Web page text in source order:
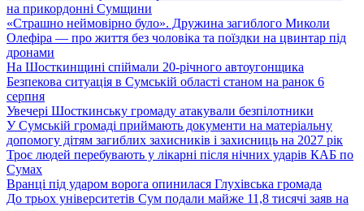
на прикордонні Сумщини
«Страшно неймовірно було». Дружина загиблого Миколи
Олефіра — про життя без чоловіка та поїздки на цвинтар під
дронами
На Шосткинщині спіймали 20-річного автоугонщика
Безпекова ситуація в Сумській області станом на ранок 6
серпня
Увечері Шосткинську громаду атакували безпілотники
У Сумській громаді приймають документи на матеріальну
допомогу дітям загиблих захисників і захисниць на 2027 рік
Троє людей перебувають у лікарні після нічних ударів КАБ по
Сумах
Вранці під ударом ворога опинилася Глухівська громада
До трьох університетів Сум подали майже 11,8 тисячі заяв на